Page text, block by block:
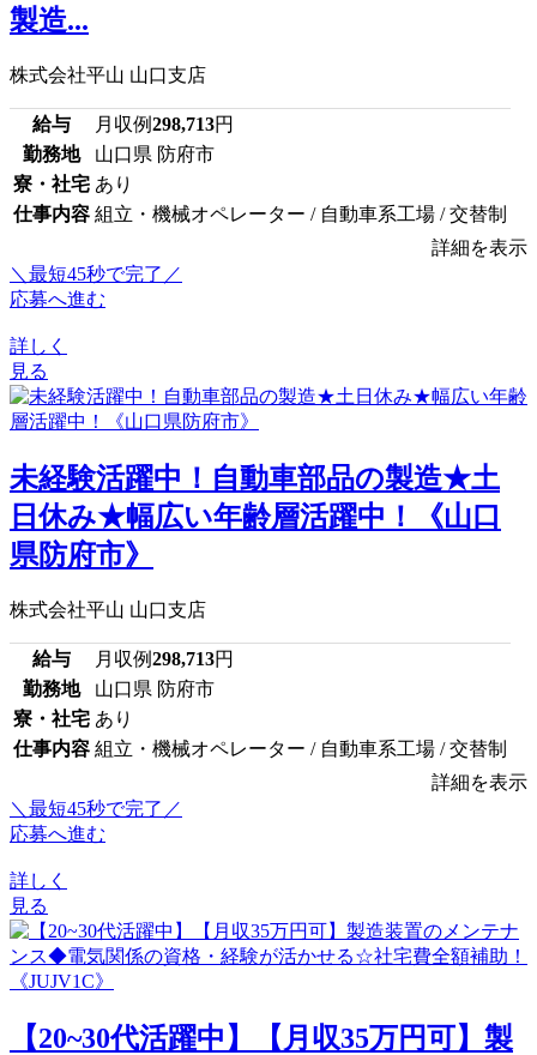
製造...
株式会社平山 山口支店
給与 月収例298,713円
勤務地
山口県 防府市
寮・社宅 あり
仕事内容 組立・機械オペレーター / 自動車系工場 / 交替制
詳細を表示
＼最短45秒で完了／
応募へ進む
詳しく
見る
未経験活躍中！自動車部品の製造★土
日休み★幅広い年齢層活躍中！《山口
県防府市》
株式会社平山 山口支店
給与 月収例298,713円
勤務地
山口県 防府市
寮・社宅 あり
仕事内容 組立・機械オペレーター / 自動車系工場 / 交替制
詳細を表示
＼最短45秒で完了／
応募へ進む
詳しく
見る
【20~30代活躍中】【月収35万円可】製